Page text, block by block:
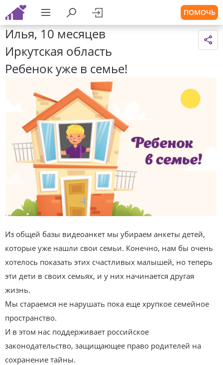
ПОМОЧЬ
Илья, 10 месяцев
Иркутская область
Ребенок уже в семье!
Из общей базы видеоанкет мы убираем анкеты детей,
которые уже нашли свои семьи. Конечно, нам бы очень
хотелось показать этих счастливых малышей, но теперь
эти дети в своих семьях, и у них начинается другая
жизнь.
Мы стараемся не нарушать пока еще хрупкое семейное
пространство.
И в этом нас поддерживает российское
законодательство, защищающее право родителей на
сохранение тайны.